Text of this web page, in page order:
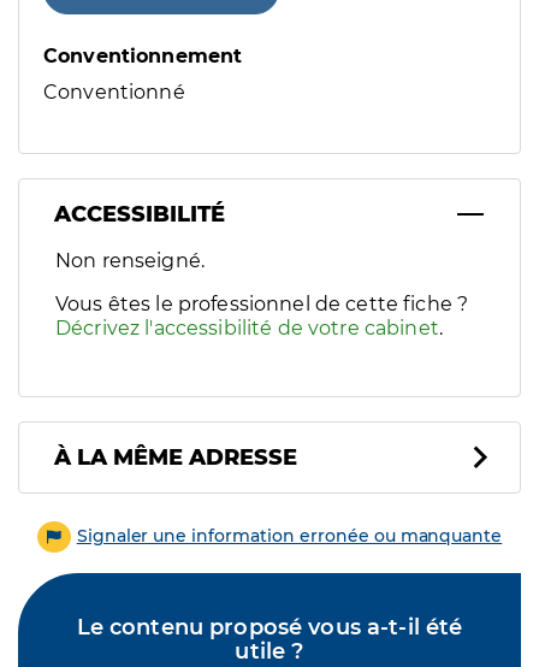
Conventionnement
Conventionné
ACCESSIBILITÉ
Filtres
Sélectionnez un ou plusieurs handicaps/besoins
Non renseigné.
Vous êtes le professionnel de cette fiche ?
Décrivez l'accessibilité de votre cabinet.
À LA MÊME ADRESSE
Signaler une information erronée ou manquante
Le contenu proposé vous a-t-il été
utile ?